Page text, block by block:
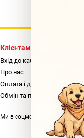
Клієнтам
Вхід до кабінету
Про нас
Оплата і доставка
Обмін та повернення
Ми в соцмережах